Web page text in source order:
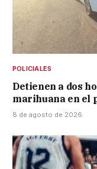
POLICIALES
Detienen a dos
marihuana en el
8 de agosto de 2026